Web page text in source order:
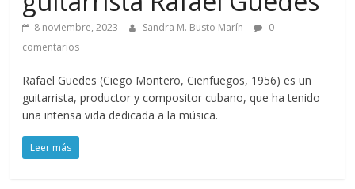
8 noviembre, 2023 Sandra M. Busto Marín
0
comentarios
Rafael Guedes (Ciego Montero, Cienfuegos, 1956) es un
guitarrista, productor y compositor cubano, que ha tenido
una intensa vida dedicada a la música.
Leer más